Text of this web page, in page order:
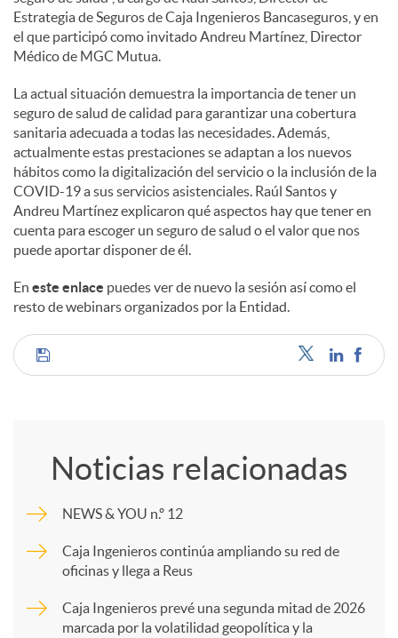
s
Estrategia de Seguros de Caja Ingenieros Bancaseguros, y en
el que participó como invitado Andreu Martínez, Director
Médico de MGC Mutua.
La actual situación demuestra la importancia de tener un
seguro de salud de calidad para garantizar una cobertura
sanitaria adecuada a todas las necesidades. Además,
actualmente estas prestaciones se adaptan a los nuevos
hábitos como la digitalización del servicio o la inclusión de la
COVID-19 a sus servicios asistenciales. Raúl Santos y
Andreu Martínez explicaron qué aspectos hay que tener en
cuenta para escoger un seguro de salud o el valor que nos
puede aportar disponer de él.
En este enlace puedes ver de nuevo la sesión así como el
resto de webinars organizados por la Entidad.
C
m
p
a
Noticias relacionadas
NEWS & YOU n.º 12
Caja Ingenieros continúa ampliando su red de
oficinas y llega a Reus
Caja Ingenieros prevé una segunda mitad de 2026
marcada por la volatilidad geopolítica y la